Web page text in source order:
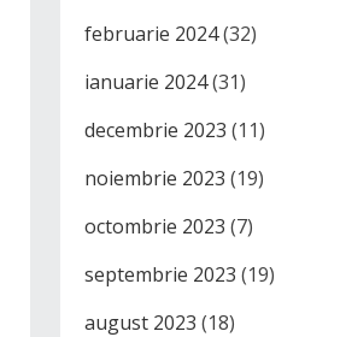
februarie 2024(32)
ianuarie 2024(31)
decembrie 2023 (11)
noiembrie 2023 (19)
octombrie 2023 (7)
septembrie 2023 (19)
august 2023 (18)